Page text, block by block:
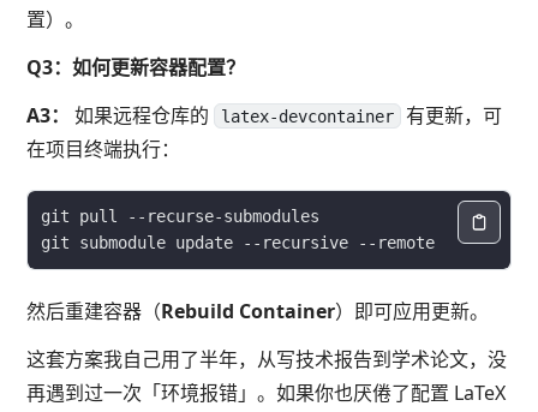
置）。
Q3：如何更新容器配置？
A3：
如果远程仓库的 latex-devcontainer
有更新，可
在项目终端执行：
然后重建容器（Rebuild Container）即可应用更新。
这套方案我自己用了半年，从写技术报告到学术论文，没
再遇到过一次「环境报错」。如果你也厌倦了配置 LaTeX